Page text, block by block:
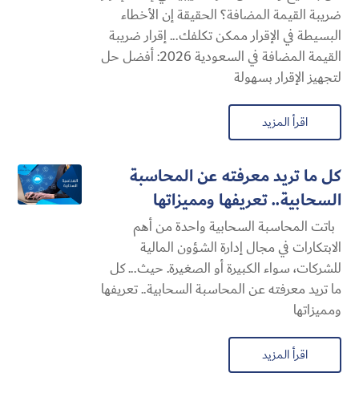
ضريبة القيمة المضافة؟ الحقيقة إن الأخطاء
البسيطة في الإقرار ممكن تكلفك... إقرار ضريبة
القيمة المضافة في السعودية 2026: أفضل حل
لتجهيز الإقرار بسهولة
اقرأ المزيد
كل ما تريد معرفته عن المحاسبة
السحابية​.. تعريفها ومميزاتها
باتت المحاسبة السحابية​ واحدة من أهم
الابتكارات في مجال إدارة الشؤون المالية
للشركات، سواء الكبيرة أو الصغيرة. حيث... كل
ما تريد معرفته عن المحاسبة السحابية​.. تعريفها
ومميزاتها
اقرأ المزيد